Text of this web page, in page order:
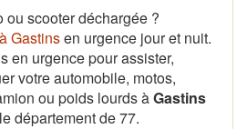
ou scooter déchargée ?
Gastinsen urgence jour et nuit.
en urgence pour assister,
votre automobile, motos,
ou poids lourds àGastins
département de 77.